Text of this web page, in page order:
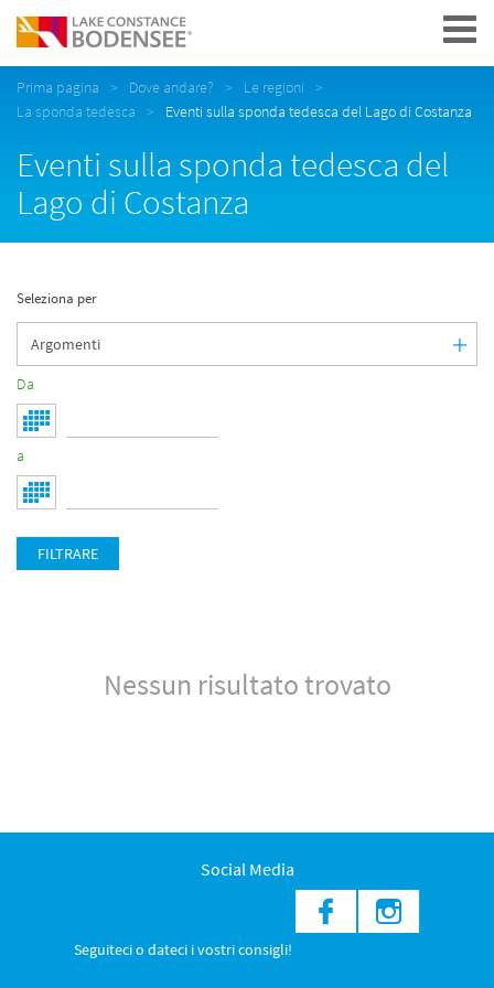
Navigation
Prima pagina Dove andare?
Le regioni
La sponda tedesca
Eventi sulla sponda tedesca del Lago di Costanza
Eventi sulla sponda tedesca del
Lago di Costanza
Seleziona per
Da
a
FILTRARE
Nessun risultato trovato
Social Media
Seguiteci o dateci i vostri consigli!